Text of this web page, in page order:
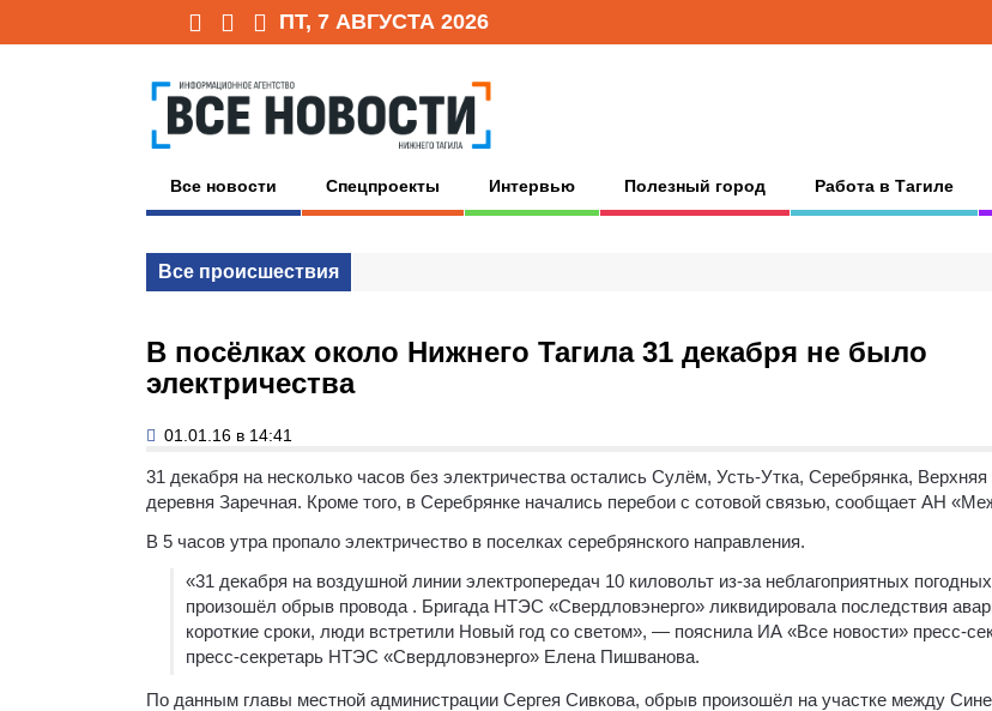
ПТ, 7 АВГУСТА 2026
Все новости Спецпроекты Интервью Полезный город Работа в Тагиле
Все происшествия
В посёлках около Нижнего Тагила 31 декабря не было
электричества
01.01.16 в 14:41
31 декабря на несколько часов без электричества остались Сулём, Усть-Утка, Серебрянка,
деревня Заречная. Кроме того, в Серебрянке начались перебои с сотовой связью, сообщает АН
В 5 часов утра пропало электричество в поселках серебрянского направления.
«31 декабря на воздушной линии электропередач 10 киловольт из-за неблагоприятных
произошёл обрыв провода . Бригада НТЭС «Свердловэнерго» ликвидировала последствия
короткие сроки, люди встретили Новый год со светом», — пояснила ИА «Все новости» пресс-
пресс-секретарь НТЭС «Свердловэнерго» Елена Пишванова.
По данным главы местной администрации Сергея Сивкова, обрыв произошёл на участке между